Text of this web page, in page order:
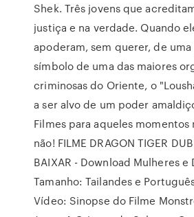
Shek. Três jovens que
justiça e na verdade. Quando
apoderam, sem querer, de
símbolo de uma das maiores
criminosas do Oriente, o
a ser alvo de um poder
Filmes para aqueles momentos
não! FILME DRAGON TIGER
BAIXAR - Download Mulheres
Tamanho: Tailandes e
Vídeo: Sinopse do Filme